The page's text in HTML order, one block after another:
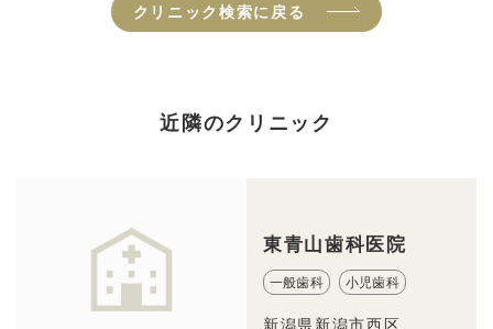
クリニック検索に戻る
近隣のクリニック
東青山歯科医院
一般歯科 小児歯科
新潟県新潟市西区